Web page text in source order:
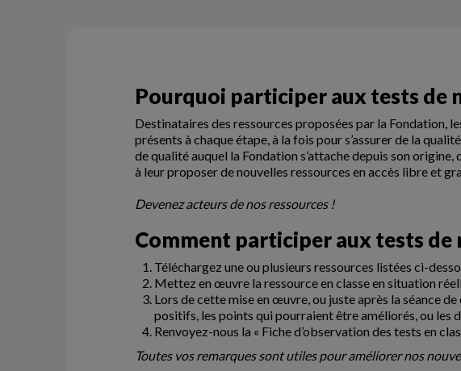
Pourquoi participer aux tests de
Destinataires des ressources proposées par la Fondation,
présents à chaque étape, à la fois pour s’assurer de la
de qualité auquel la Fondation s’attache depuis son
à leur proposer de nouvelles ressources en accès libre et
Devenez acteurs de nos ressources !
Comment participer aux tests de
Téléchargez une ou plusieurs ressources listées ci-
Mettez en œuvre la ressource en classe en situation
Lors de cette mise en œuvre, ou juste après la séance
positifs, les points qui pourraient être améliorés, ou les
Renvoyez-nous la « Fiche d’observation des tests en
Toutes vos remarques sont utiles pour améliorer nos